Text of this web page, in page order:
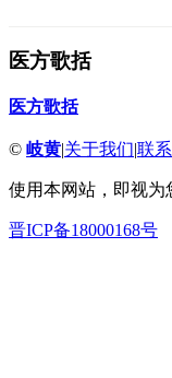
疑似，能够兼取众家
诀》《医方歌诀》《
医方歌括
医方歌括
© 岐黄|关于我们|联
使用本网站，即视为
晋ICP备18000168号